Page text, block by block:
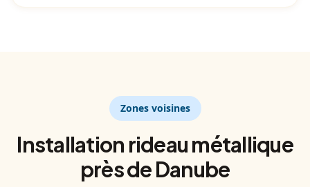
Zones voisines
Installation rideau métallique
près deDanube